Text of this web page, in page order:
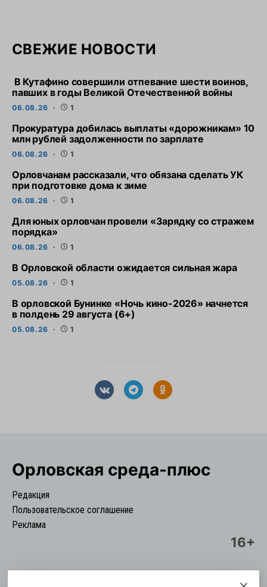
СВЕЖИЕ НОВОСТИ
В Кутафино совершили отпевание шести воинов,
павших в годы Великой Отечественной войны
06.08.26 1
Прокуратура добилась выплаты «дорожникам» 10
млн рублей задолженности по зарплате
06.08.26 1
Орловчанам рассказали, что обязана сделать УК
при подготовке дома к зиме
06.08.26 1
Для юных орловчан провели «Зарядку со стражем
порядка»
06.08.26 1
В Орловской области ожидается сильная жара
05.08.26 1
В орловской Бунинке «Ночь кино-2026» начнется
в полдень 29 августа (6+)
05.08.26 1
Орловская cреда-плюс
Редакция
Пользовательское соглашение
Реклама
16+